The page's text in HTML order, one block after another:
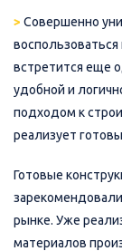
> Совершенно
встретится еще
удобной и
подходом к
реализует
Готовые
рынке. Уже
материалов